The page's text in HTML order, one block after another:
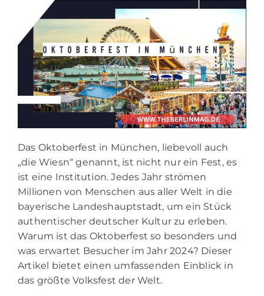
Das Oktoberfest in München, liebevoll auch
„die Wiesn“ genannt, ist nicht nur ein Fest, es
ist eine Institution. Jedes Jahr strömen
Millionen von Menschen aus aller Welt in die
bayerische Landeshauptstadt, um ein Stück
authentischer deutscher Kultur zu erleben.
Warum ist das Oktoberfest so besonders und
was erwartet Besucher im Jahr 2024? Dieser
Artikel bietet einen umfassenden Einblick in
das größte Volksfest der Welt.